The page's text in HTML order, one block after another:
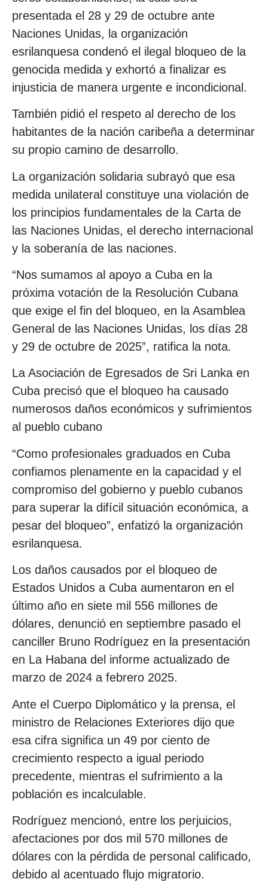
presentada el 28 y 29 de octubre ante
Naciones Unidas, la organización
esrilanquesa condenó el ilegal bloqueo de la
genocida medida y exhortó a finalizar es
injusticia de manera urgente e incondicional.
También pidió el respeto al derecho de los
habitantes de la nación caribeña a determinar
su propio camino de desarrollo.
La organización solidaria subrayó que esa
medida unilateral constituye una violación de
los principios fundamentales de la Carta de
las Naciones Unidas, el derecho internacional
y la soberanía de las naciones.
“Nos sumamos al apoyo a Cuba en la
próxima votación de la Resolución Cubana
que exige el fin del bloqueo, en la Asamblea
General de las Naciones Unidas, los días 28
y 29 de octubre de 2025”, ratifica la nota.
La Asociación de Egresados de Sri Lanka en
Cuba precisó que el bloqueo ha causado
numerosos daños económicos y sufrimientos
al pueblo cubano
“Como profesionales graduados en Cuba
confiamos plenamente en la capacidad y el
compromiso del gobierno y pueblo cubanos
para superar la difícil situación económica, a
pesar del bloqueo”, enfatizó la organización
esrilanquesa.
Los daños causados por el bloqueo de
Estados Unidos a Cuba aumentaron en el
último año en siete mil 556 millones de
dólares, denunció en septiembre pasado el
canciller Bruno Rodríguez en la presentación
en La Habana del informe actualizado de
marzo de 2024 a febrero 2025.
Ante el Cuerpo Diplomático y la prensa, el
ministro de Relaciones Exteriores dijo que
esa cifra significa un 49 por ciento de
crecimiento respecto a igual periodo
precedente, mientras el sufrimiento a la
población es incalculable.
Rodríguez mencionó, entre los perjuicios,
afectaciones por dos mil 570 millones de
dólares con la pérdida de personal calificado,
debido al acentuado flujo migratorio.